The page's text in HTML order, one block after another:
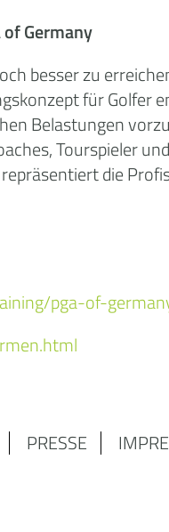
Germany
besser zu
für Golfer
Belastungen
Tourspieler
die
pga-of-
PRESSE